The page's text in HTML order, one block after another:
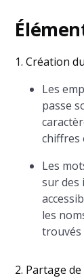
1. Création
Les
passe
chiffres
Les
sur des
les
trouvés
2. Partage